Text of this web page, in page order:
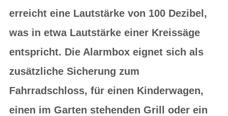
erreicht eine Lautstärke von 100 Dezibel,
was in etwa Lautstärke einer Kreissäge
entspricht. Die Alarmbox eignet sich als
zusätzliche Sicherung zum
Fahrradschloss, für einen Kinderwagen,
einen im Garten stehenden Grill oder ein